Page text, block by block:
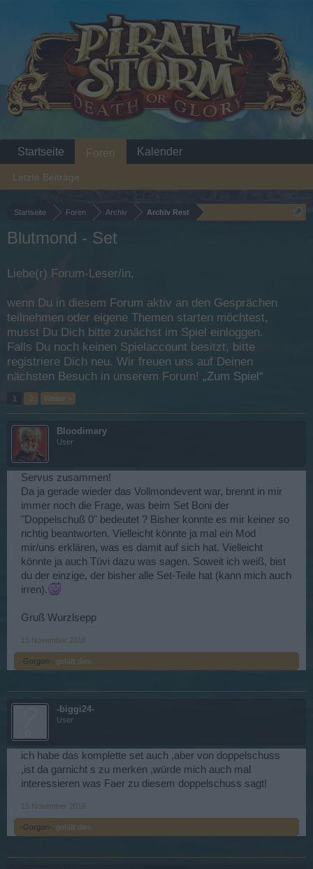
Startseite Foren Archiv Archiv Rest
Blutmond - Set
Liebe(r) Forum-Leser/in,
wenn Du in diesem Forum aktiv an den Gesprächen
teilnehmen oder eigene Themen starten möchtest,
musst Du Dich bitte zunächst im Spiel einloggen.
Falls Du noch keinen Spielaccount besitzt, bitte
registriere Dich neu. Wir freuen uns auf Deinen
nächsten Besuch in unserem Forum! „Zum Spiel“
1 2 Weiter >
Bloodimary
User
Servus zusammen!
Da ja gerade wieder das Vollmondevent war, brennt in mir
immer noch die Frage, was beim Set Boni der
"Doppelschuß 0" bedeutet ? Bisher konnte es mir keiner so
richtig beantworten. Vielleicht könnte ja mal ein Mod
mir/uns erklären, was es damit auf sich hat. Vielleicht
könnte ja auch Tüvi dazu was sagen. Soweit ich weiß, bist
du der einzige, der bisher alle Set-Teile hat (kann mich auch
irren).
Gruß Wurzlsepp
15 November 2016
.-Gorgon-. gefällt dies.
-biggi24-
User
ich habe das komplette set auch ,aber von doppelschuss
,ist da garnicht s zu merken ,würde mich auch mal
interessieren was Faer zu diesem doppelschuss sagt!
15 November 2016
.-Gorgon-. gefällt dies.
Startseite Foren
Letzte Beiträge
Kalender